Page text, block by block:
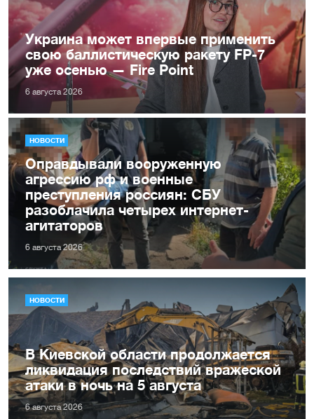
Украина может впервые применить
свою баллистическую ракету FP-7
уже осенью — Fire Point
6 августа 2026
НОВОСТИ
Оправдывали вооруженную
агрессию рф и военные
преступления россиян: СБУ
разоблачила четырех интернет-
агитаторов
6 августа 2026
НОВОСТИ
В Киевской области продолжается
ликвидация последствий вражеской
атаки в ночь на 5 августа
6 августа 2026